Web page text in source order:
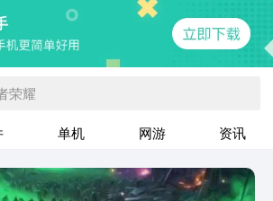
荣耀
单机 网游 资讯